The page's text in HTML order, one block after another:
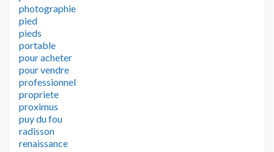
photographie
pied
pieds
portable
pour acheter
pour vendre
professionnel
propriete
proximus
puy du fou
radisson
renaissance